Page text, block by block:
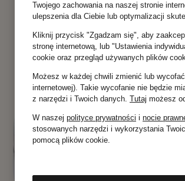
Twojego zachowania na naszej stronie
ulepszenia dla Ciebie lub optymalizacji
Kliknij przycisk "Zgadzam się", aby
stronę internetową, lub "Ustawienia
cookie oraz przegląd używanych plików
Możesz w każdej chwili zmienić lub
internetowej). Takie wycofanie nie będzie
z narzędzi i Twoich danych. Tutaj możesz
W naszej polityce prywatności i nocie
stosowanych narzędzi i wykorzystania
pomocą plików cookie.